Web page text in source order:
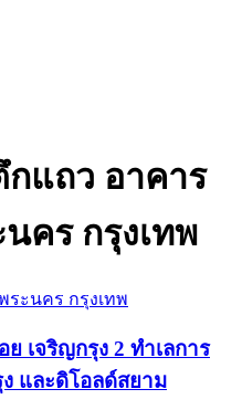
แถว อาคาร
คร กรุงเทพ
ะนคร กรุงเทพ
เจริญกรุง 2 ทำเลการ
และดิโอลด์สยาม